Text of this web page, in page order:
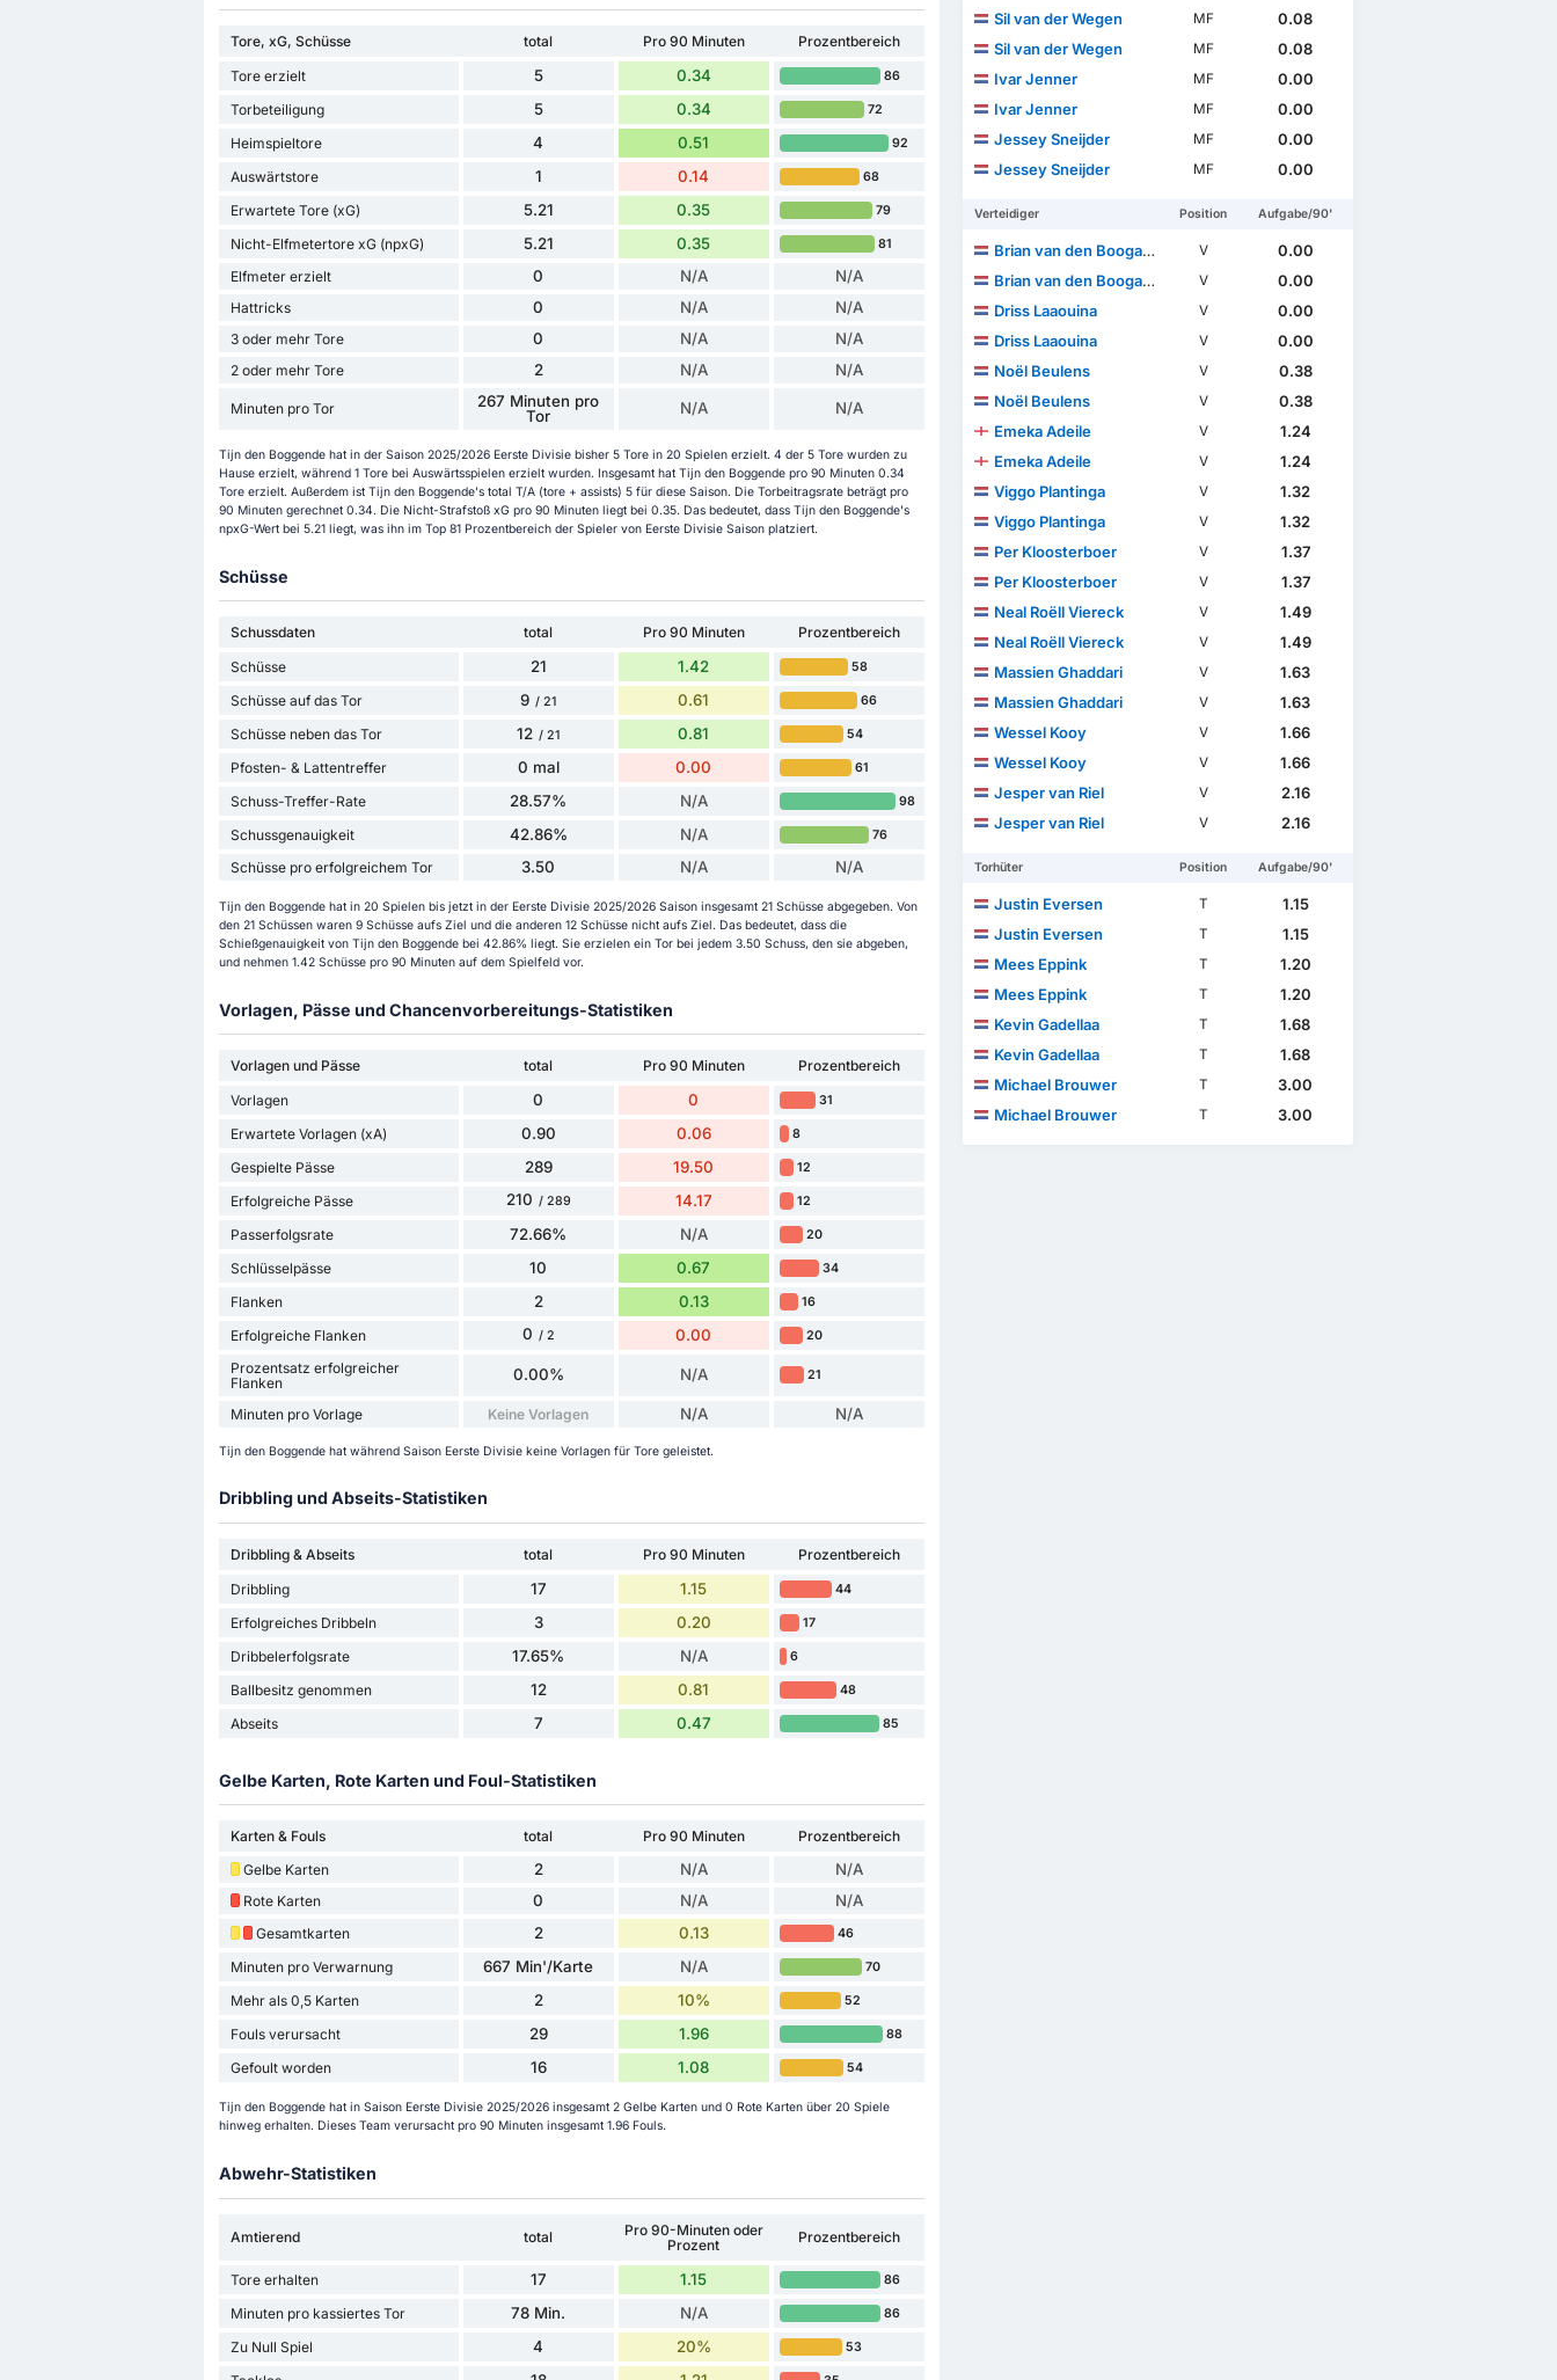
Tore, xG, Schüsse total Pro 90 Minuten
Prozentbereich
Tore erzielt
5 0.34 86
Torbeteiligung 5 0.34 72
Heimspieltore 4 0.51 92
Auswärtstore 1 0.14 68
Erwartete Tore (xG) 5.21 0.35 79
Nicht-Elfmetertore xG (npxG) 5.21 0.35 81
Elfmeter erzielt 0 N/A N/A
Hattricks 0 N/A N/A
3 oder mehr Tore 0 N/A N/A
2 oder mehr Tore 2 N/A N/A
Minuten pro Tor
267 Minuten pro
Tor
N/A N/A
Tijn den Boggende hat in der Saison 2025/2026 Eerste Divisie bisher 5 Tore in 20 Spielen erzielt. 4 der 5 Tore wurden zu
Hause erzielt, während 1 Tore bei Auswärtsspielen erzielt wurden. Insgesamt hat Tijn den Boggende pro 90 Minuten 0.34
Tore erzielt. Außerdem ist Tijn den Boggende's total T/A (tore + assists) 5 für diese Saison. Die Torbeitragsrate beträgt pro
90 Minuten gerechnet 0.34. Die Nicht-Strafstoß xG pro 90 Minuten liegt bei 0.35. Das bedeutet, dass Tijn den Boggende's
npxG-Wert bei 5.21 liegt, was ihn im Top 81 Prozentbereich der Spieler von Eerste Divisie Saison platziert.
Schüsse
Schussdaten total Pro 90 Minuten
Prozentbereich
Schüsse
21 1.42 58
Schüsse auf das Tor 9 / 21 0.61 66
Schüsse neben das Tor 12 / 21 0.81 54
Pfosten- & Lattentreffer 0 mal 0.00 61
Schuss-Treffer-Rate 28.57% N/A 98
Schussgenauigkeit 42.86% N/A 76
Schüsse pro erfolgreichem Tor 3.50 N/A N/A
Tijn den Boggende hat in 20 Spielen bis jetzt in der Eerste Divisie 2025/2026 Saison insgesamt 21 Schüsse abgegeben. Von
den 21 Schüssen waren 9 Schüsse aufs Ziel und die anderen 12 Schüsse nicht aufs Ziel. Das bedeutet, dass die
Schießgenauigkeit von Tijn den Boggende bei 42.86% liegt. Sie erzielen ein Tor bei jedem 3.50 Schuss, den sie abgeben,
und nehmen 1.42 Schüsse pro 90 Minuten auf dem Spielfeld vor.
Vorlagen, Pässe und Chancenvorbereitungs-Statistiken
Vorlagen und Pässe total Pro 90 Minuten
Prozentbereich
Vorlagen
0 0 31
Erwartete Vorlagen (xA) 0.90 0.06 8
Gespielte Pässe 289 19.50 12
Erfolgreiche Pässe 210 / 289 14.17 12
Passerfolgsrate 72.66% N/A 20
Schlüsselpässe 10 0.67 34
Flanken 2 0.13 16
Erfolgreiche Flanken 0 / 2 0.00 20
Prozentsatz erfolgreicher
Flanken
0.00% N/A 21
Minuten pro Vorlage Keine Vorlagen N/A N/A
Tijn den Boggende hat während Saison Eerste Divisie keine Vorlagen für Tore geleistet.
Dribbling und Abseits-Statistiken
Dribbling & Abseits total Pro 90 Minuten
Prozentbereich
Dribbling
17 1.15 44
Erfolgreiches Dribbeln 3 0.20 17
Dribbelerfolgsrate 17.65% N/A 6
Ballbesitz genommen 12 0.81 48
Abseits 7 0.47 85
Gelbe Karten, Rote Karten und Foul-Statistiken
Karten & Fouls total Pro 90 Minuten
Prozentbereich
Gelbe Karten
2 N/A N/A
Rote Karten 0 N/A N/A
Gesamtkarten 2 0.13 46
Minuten pro Verwarnung 667 Min'/Karte N/A 70
Mehr als 0,5 Karten 2 10% 52
Fouls verursacht 29 1.96 88
Gefoult worden 16 1.08 54
Tijn den Boggende hat in Saison Eerste Divisie 2025/2026 insgesamt 2 Gelbe Karten und 0 Rote Karten über 20 Spiele
hinweg erhalten. Dieses Team verursacht pro 90 Minuten insgesamt 1.96 Fouls.
Abwehr-Statistiken
Amtierend total
Pro 90-Minuten oder
Prozent
Prozentbereich
Tore erhalten 17 1.15 86
Minuten pro kassiertes Tor 78 Min. N/A 86
Zu Null Spiel 4 20% 53
Sil van der Wegen
MF
0.08
Sil van der Wegen
MF
0.08
Ivar Jenner
MF
0.00
Ivar Jenner
MF
0.00
Jessey Sneijder
MF
0.00
Jessey Sneijder
MF 0.00
Verteidiger Position Aufgabe/90'
Brian van den Boogaard V
0.00
Brian van den Boogaard
V
0.00
Driss Laaouina
V
0.00
Driss Laaouina
V
0.00
Noël Beulens
V
0.38
Noël Beulens
V
0.38
Emeka Adeile
V
1.24
Emeka Adeile
V
1.24
Viggo Plantinga
V
1.32
Viggo Plantinga
V
1.32
Per Kloosterboer
V
1.37
Per Kloosterboer
V
1.37
Neal Roëll Viereck
V
1.49
Neal Roëll Viereck
V
1.49
Massien Ghaddari
V
1.63
Massien Ghaddari
V
1.63
Wessel Kooy
V
1.66
Wessel Kooy
V
1.66
Jesper van Riel
V
2.16
Jesper van Riel
V 2.16
Torhüter Position Aufgabe/90'
Justin Eversen T
1.15
Justin Eversen
T
1.15
Mees Eppink
T
1.20
Mees Eppink
T
1.20
Kevin Gadellaa
T
1.68
Kevin Gadellaa
T
1.68
Michael Brouwer
T
3.00
Michael Brouwer
T 3.00